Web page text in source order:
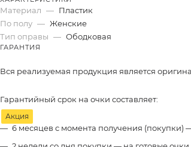
Акция
Материал — Пластик
По полу — Женские
Тип оправы — Ободковая
ГАРАНТИЯ
Вся реализуемая продукция является
Гарантийный срок на очки составляет:
6 месяцев с момента получения (покупки)